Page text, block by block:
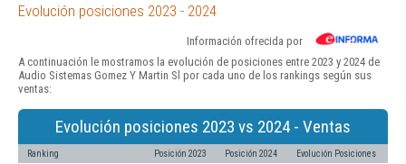
Evolución posiciones 2023 - 2024
Información ofrecida por
A continuación le mostramos la evolución de posiciones entre 2023 y 2024 de
Audio Sistemas Gomez Y Martin Sl por cada uno de los rankings según sus
ventas:
Evolución posiciones 2023 vs 2024 - Ventas
Ranking Posición 2023 Posición 2024 Evolución Posiciones